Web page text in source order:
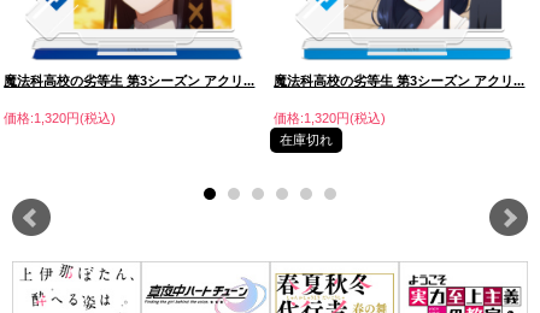
魔法科高校の劣等生 第3シーズン アクリ...
価格:1,320円(税込)
魔法科高校の劣等生 第3シーズン アクリ...
価格:1,320円(税込)
在庫切れ